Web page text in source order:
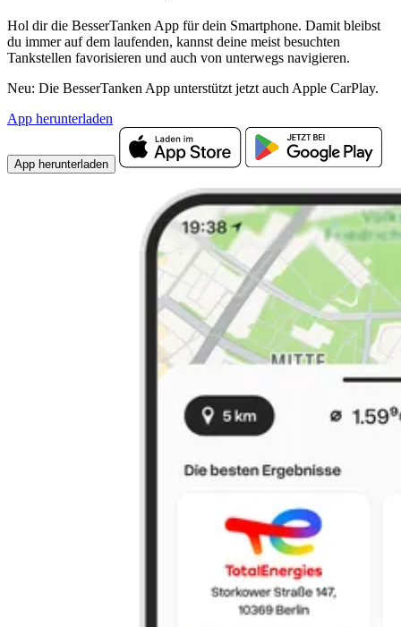
Hol dir die BesserTanken App für dein Smartphone. Damit bleibst
du immer auf dem laufenden, kannst deine meist besuchten
Tankstellen favorisieren und auch von unterwegs navigieren.
Neu: Die BesserTanken App unterstützt jetzt auch Apple CarPlay.
App herunterladen
App herunterladen